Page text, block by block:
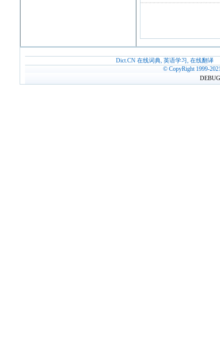
Dict.CN 在线词典, 英语学习, 在线翻译
© CopyRight 1999-